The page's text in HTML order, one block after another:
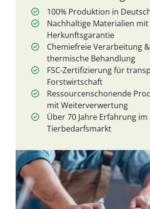
100% Produktion in
Nachhaltige Materialien mit
Herkunftsgarantie
Chemiefreie Verarbeitung &
thermische Behandlung
FSC-Zertifizierung für
Forstwirtschaft
Ressourcenschonende
mit Weiterverwertung
Über 70 Jahre Erfahrung
Tierbedarfsmarkt